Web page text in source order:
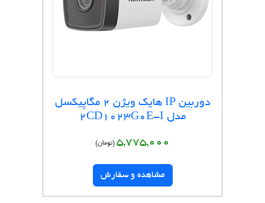
دوربین IP هایک ویژن 2 مگاپیکسل
مدل 2CD1023G0E-I
5,775,000 (تومان)
مشاهده و سفارش